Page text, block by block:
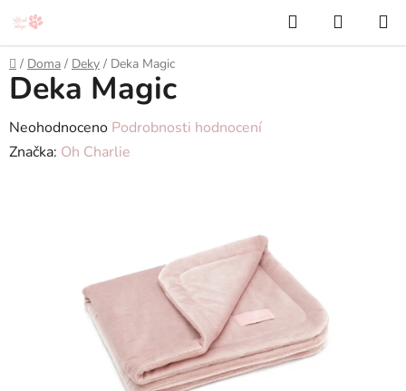
na
obsah
Hledat
KOŠÍK
Domů
/ Doma / Deky / Deka Magic
Deka Magic
Průměrné
hodnocení
Neohodnoceno Podrobnosti hodnocení
Značka: Oh Charlie